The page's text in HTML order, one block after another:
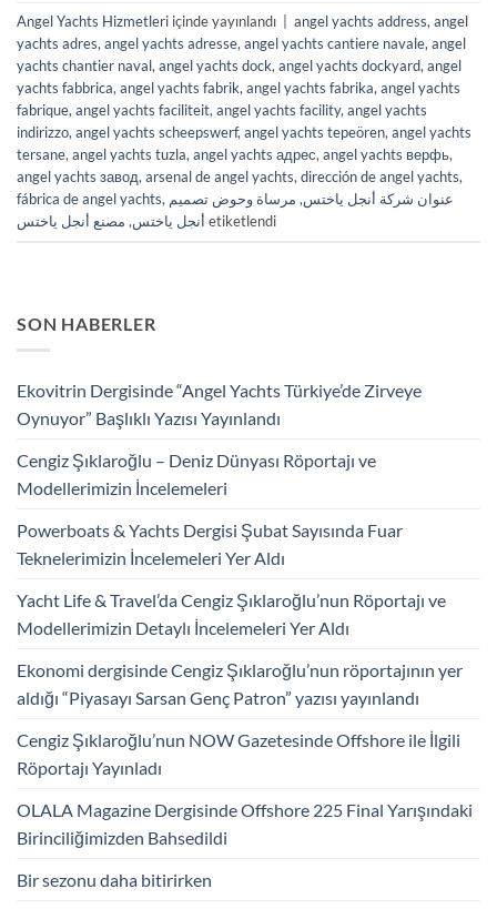
Angel Yachts Hizmetleri içinde yayınlandı angel yachts address, angel
yachts adres, angel yachts adresse, angel yachts cantiere navale, angel
yachts chantier naval, angel yachts dock, angel yachts dockyard, angel
yachts fabbrica, angel yachts fabrik, angel yachts fabrika, angel yachts
fabrique, angel yachts faciliteit, angel yachts facility, angel yachts
indirizzo, angel yachts scheepswerf, angel yachts tepeören, angel yachts
tersane, angel yachts tuzla, angel yachts адрес, angel yachts верфь,
angel yachts завод, arsenal de angel yachts, dirección de angel yachts,
fábrica de angel yachts, عنوان شركة أنجل ياختس, مرساة وحوض تصميم
أنجل ياختس, مصنع أنجل ياختس etiketlendi
SON HABERLER
Ekovitrin Dergisinde “Angel Yachts Türkiye’de Zirveye
Oynuyor” Başlıklı Yazısı Yayınlandı
Cengiz Şıklaroğlu – Deniz Dünyası Röportajı ve
Modellerimizin İncelemeleri
Powerboats & Yachts Dergisi Şubat Sayısında Fuar
Teknelerimizin İncelemeleri Yer Aldı
Yacht Life & Travel’da Cengiz Şıklaroğlu’nun Röportajı ve
Modellerimizin Detaylı İncelemeleri Yer Aldı
Ekonomi dergisinde Cengiz Şıklaroğlu’nun röportajının yer
aldığı “Piyasayı Sarsan Genç Patron” yazısı yayınlandı
Cengiz Şıklaroğlu’nun NOW Gazetesinde Offshore ile İlgili
Röportajı Yayınladı
OLALA Magazine Dergisinde Offshore 225 Final Yarışındaki
Birinciliğimizden Bahsedildi
Bir sezonu daha bitirirken